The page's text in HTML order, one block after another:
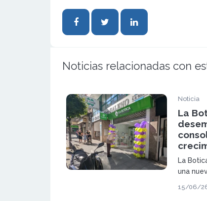
Noticias relacionadas con
Noticia
La
La
una
15/06/